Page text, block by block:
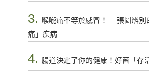
3.
喉嚨痛不等於感冒！ 一張圖辨別
痛」疾病
4. 腸道決定了你的健康！好菌「存